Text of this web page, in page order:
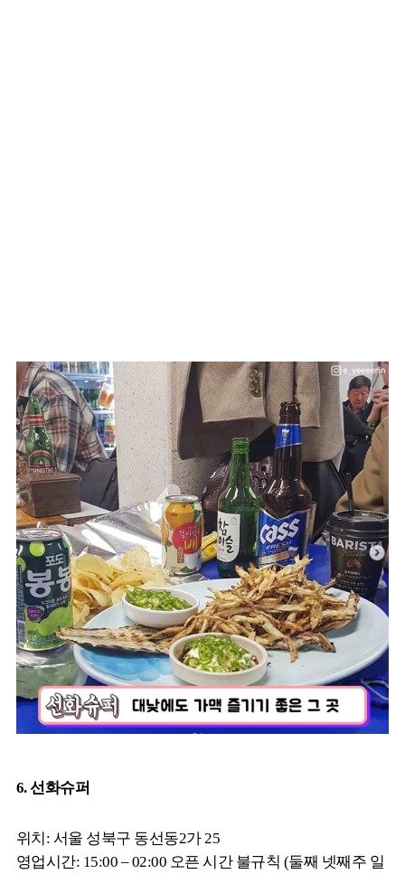
6. 선화슈퍼
위치: 서울 성북구 동선동2가 25
영업시간: 15:00 – 02:00 오픈 시간 불규칙 (둘째 넷째주 일